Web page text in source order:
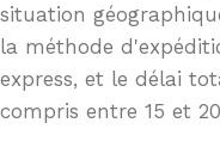
situation
la méthode
express, et le délai
compris entre 15 et